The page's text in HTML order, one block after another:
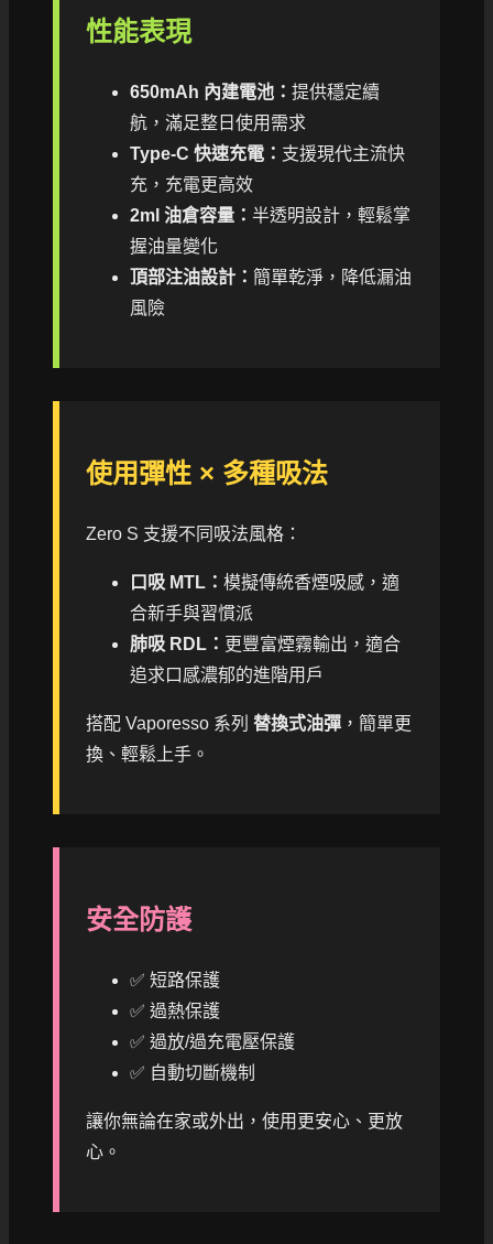
性能表現
650mAh 內建電池： 提供穩定續
航，滿足整日使用需求
Type-C 快速充電： 支援現代主流快
充，充電更高效
2ml 油倉容量： 半透明設計，輕鬆掌
握油量變化
頂部注油設計： 簡單乾淨，降低漏油
風險
使用彈性 × 多種吸法
Zero S 支援不同吸法風格：
口吸 MTL： 模擬傳統香煙吸感，適
合新手與習慣派
肺吸 RDL： 更豐富煙霧輸出，適合
追求口感濃郁的進階用戶
搭配 Vaporesso 系列 替換式油彈 ，簡單更
換、輕鬆上手。
安全防護
✅ 短路保護
✅ 過熱保護
✅ 過放/過充電壓保護
✅ 自動切斷機制
讓你無論在家或外出，使用更安心、更放
心。